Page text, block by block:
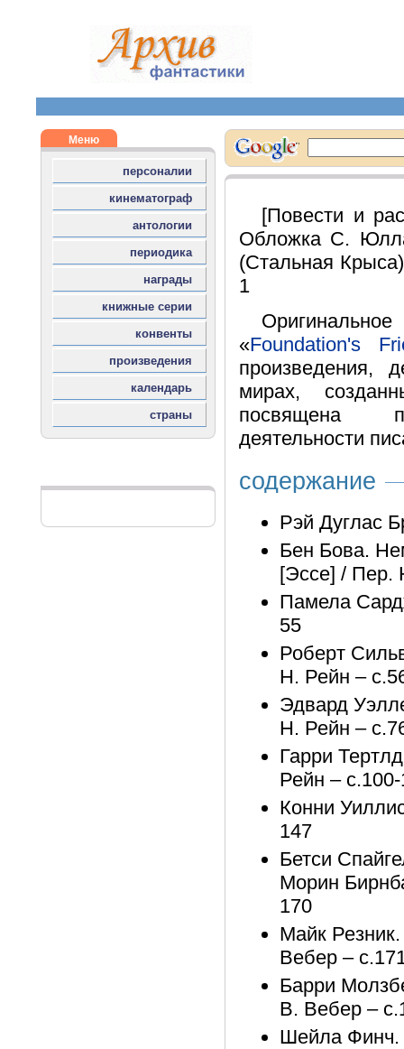
[Повести и
Обложка С.
(Стальная
1
«Foundation's
произведения,
мирах,
посвящена
деятельности
содержание
Рэй Дуглас
Бен Бова.
[Эссе] / Пер.
Памела
55
Роберт
Н. Рейн –
Эдвард
Н. Рейн –
Гарри
Рейн –
Конни
147
Бетси
Морин
170
Майк
Вебер –
Барри
В. Вебер –
Шейла Финч.